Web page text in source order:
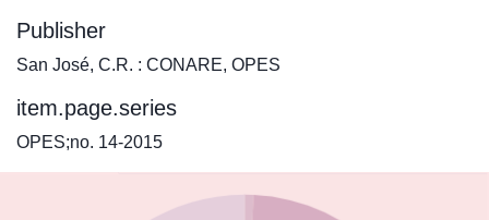
Publisher
San José, C.R. : CONARE, OPES
item.page.series
OPES;no. 14-2015